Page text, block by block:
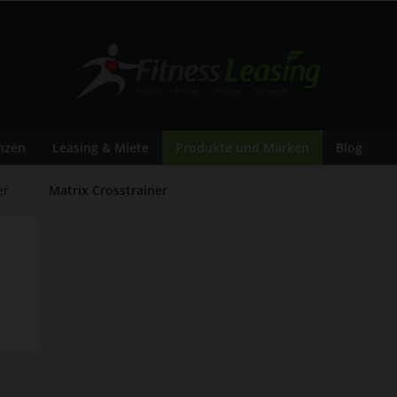
Leasing & Miete Produkte und Marken Blog
Matrix Crosstrainer